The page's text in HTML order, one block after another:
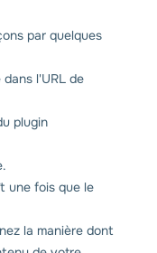
par quelques
l'URL de
plugin
une fois que le
la manière dont